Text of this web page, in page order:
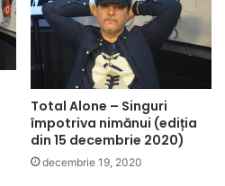
Total Alone – Singuri
împotriva nimănui (ediția
din 15 decembrie 2020)
decembrie 19, 2020